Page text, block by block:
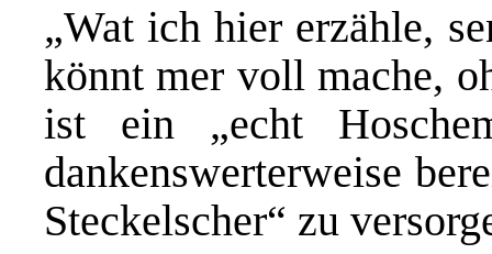
„Wat ich hier erzähle,
könnt mer voll mache,
ist ein „echt
dankenswerterweise
Steckelscher“ zu